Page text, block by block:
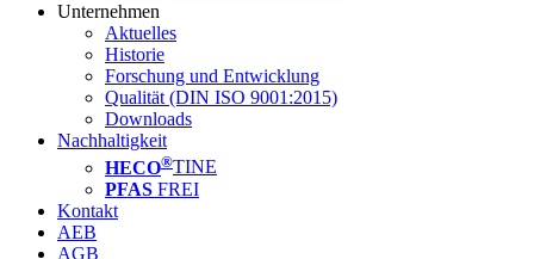
Unternehmen
Aktuelles
Historie
Forschung und Entwicklung
Qualität (DIN ISO 9001:2015)
Downloads
Nachhaltigkeit
HECO®TINE
PFAS FREI
Kontakt
AEB
AGB